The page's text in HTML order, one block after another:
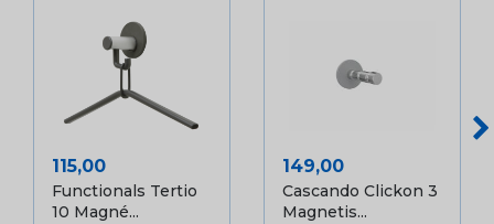
Prijs
115,00
Functionals Tertio
10 Magné...
Prijs
149,00
Cascando Clickon 3
Magnetis...